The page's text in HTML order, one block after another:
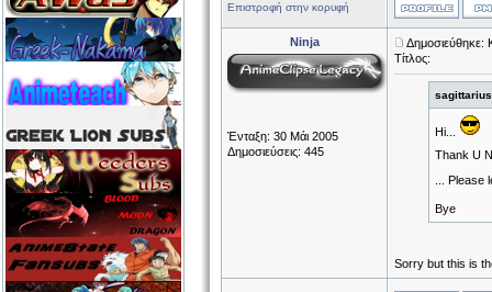
Επιστροφή στην κορυφή
Ninja
Ένταξη: 30 Μάι 2005
Δημοσιεύσεις: 445
Δημοσιεύθηκε:
Τίτλος:
Hi...
Thank U
...
Bye
Sorry but this is